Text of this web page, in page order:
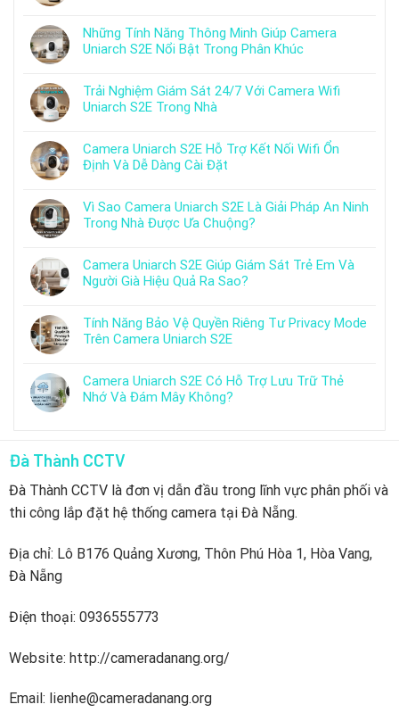
Những Tính Năng Thông Minh Giúp Camera
Uniarch S2E Nổi Bật Trong Phân Khúc
Trải Nghiệm Giám Sát 24/7 Với Camera Wifi
Uniarch S2E Trong Nhà
Camera Uniarch S2E Hỗ Trợ Kết Nối Wifi Ổn
Định Và Dễ Dàng Cài Đặt
Vì Sao Camera Uniarch S2E Là Giải Pháp An Ninh
Trong Nhà Được Ưa Chuộng?
Camera Uniarch S2E Giúp Giám Sát Trẻ Em Và
Người Già Hiệu Quả Ra Sao?
Tính Năng Bảo Vệ Quyền Riêng Tư Privacy Mode
Trên Camera Uniarch S2E
Camera Uniarch S2E Có Hỗ Trợ Lưu Trữ Thẻ
Nhớ Và Đám Mây Không?
Đà Thành CCTV
Đà Thành CCTV là đơn vị dẫn đầu trong lĩnh vực phân phối và
thi công lắp đặt hệ thống camera tại Đà Nẵng.
Địa chỉ: Lô B176 Quảng Xương, Thôn Phú Hòa 1, Hòa Vang,
Đà Nẵng
Điện thoại: 0936555773
Website: http://cameradanang.org/
Email: lienhe@cameradanang.org